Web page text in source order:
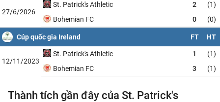
27/6/2026
St. Patrick's Athletic 2
(1)
Bohemian FC
0 (0)
Cúp quốc gia Ireland FT HT
12/11/2023
St. Patrick's Athletic 1
(1)
Bohemian FC
3 (1)
Thành tích gần đây của St. Patrick's